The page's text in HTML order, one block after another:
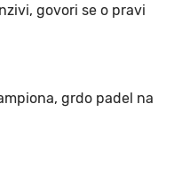
govori se o pravi
grdo padel na